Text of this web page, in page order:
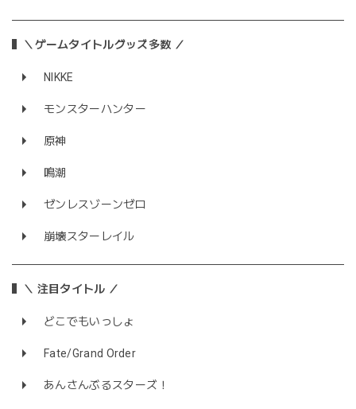
＼ゲームタイトルグッズ多数 ／
NIKKE
モンスターハンター
原神
鳴潮
ゼンレスゾーンゼロ
崩壊スターレイル
＼ 注目タイトル ／
どこでもいっしょ
Fate/Grand Order
あんさんぶるスターズ！